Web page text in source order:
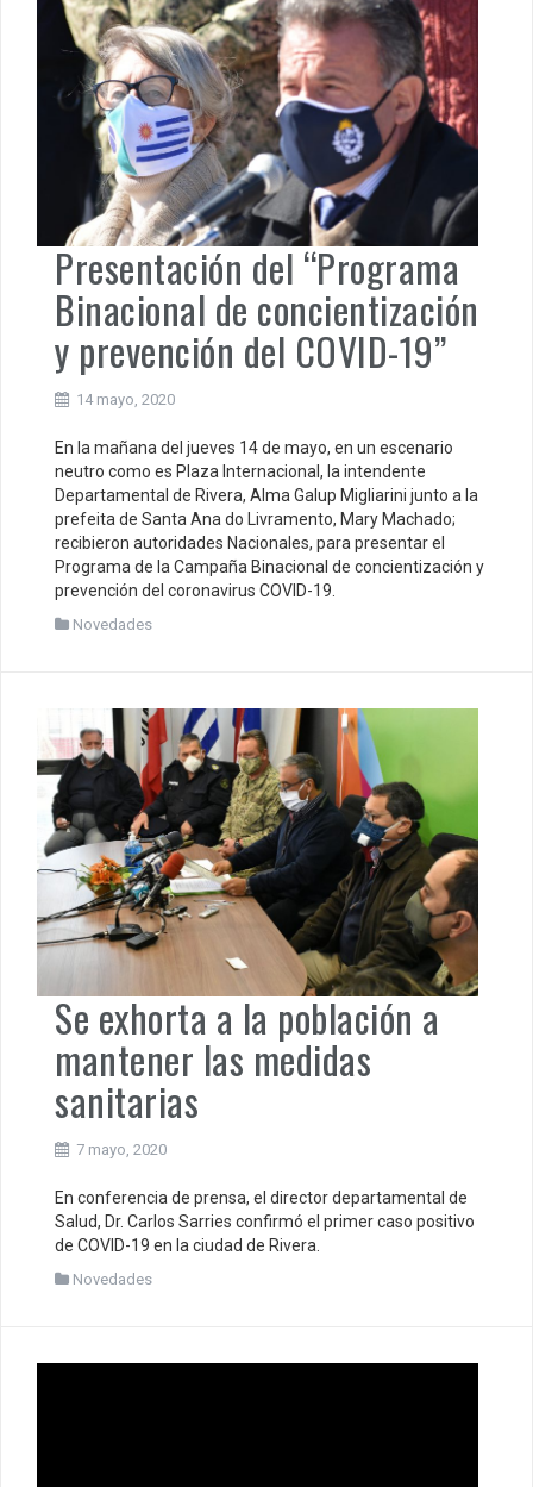
Presentación del “Programa
Binacional de concientización
y prevención del COVID-19”
14 mayo, 2020
En la mañana del jueves 14 de mayo, en un escenario
neutro como es Plaza Internacional, la intendente
Departamental de Rivera, Alma Galup Migliarini junto a la
prefeita de Santa Ana do Livramento, Mary Machado;
recibieron autoridades Nacionales, para presentar el
Programa de la Campaña Binacional de concientización y
prevención del coronavirus COVID-19.
Novedades
Se exhorta a la población a
mantener las medidas
sanitarias
7 mayo, 2020
En conferencia de prensa, el director departamental de
Salud, Dr. Carlos Sarries confirmó el primer caso positivo
de COVID-19 en la ciudad de Rivera.
Novedades